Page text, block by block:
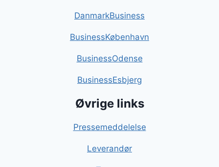
DanmarkBusiness
BusinessKøbenhavn
BusinessOdense
BusinessEsbjerg
Øvrige links
Pressemeddelelse
Leverandør